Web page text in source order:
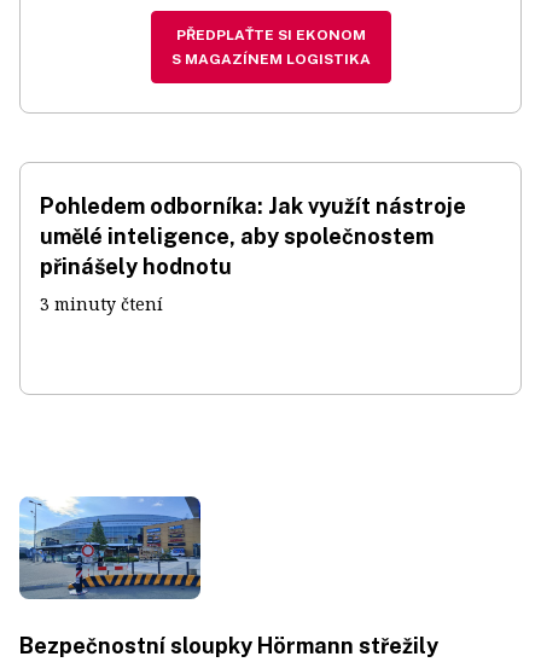
PŘEDPLAŤTE SI EKONOM
S MAGAZÍNEM LOGISTIKA
Pohledem odborníka: Jak využít nástroje
umělé inteligence, aby společnostem
přinášely hodnotu
3 minuty čtení
Bezpečnostní sloupky Hörmann střežily